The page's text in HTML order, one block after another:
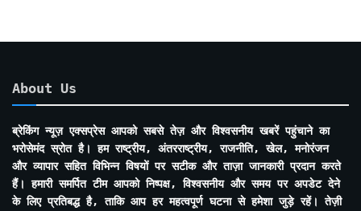
About Us
ब्रेकिंग न्यूज़ एक्सप्रेस आपको सबसे तेज़ और विश्वसनीय खबरें पहुंचाने का
भरोसेमंद स्रोत है। हम राष्ट्रीय, अंतरराष्ट्रीय, राजनीति, खेल, मनोरंजन
और व्यापार सहित विभिन्न विषयों पर सटीक और ताज़ा जानकारी प्रदान करते
हैं। हमारी समर्पित टीम आपको निष्पक्ष, विश्वसनीय और समय पर अपडेट देने
के लिए प्रतिबद्ध है, ताकि आप हर महत्वपूर्ण घटना से हमेशा जुड़े रहें। तेज़ी